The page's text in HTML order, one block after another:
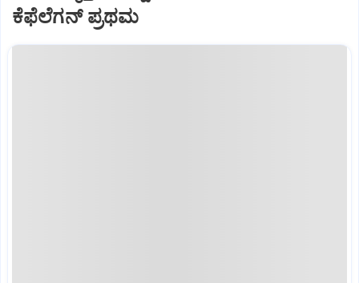
ಕೆಫೆಲೆಗನ್‌ ಪ್ರಥಮ